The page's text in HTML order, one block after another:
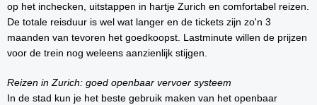
op het inchecken, uitstappen in hartje Zurich en comfortabel reizen.
De totale reisduur is wel wat langer en de tickets zijn zo'n 3
maanden van tevoren het goedkoopst. Lastminute willen de prijzen
voor de trein nog weleens aanzienlijk stijgen.
Reizen in Zurich: goed openbaar vervoer systeem
In de stad kun je het beste gebruik maken van het openbaar